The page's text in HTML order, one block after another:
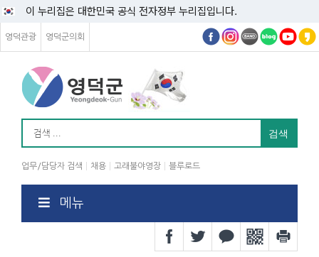
이 누리집은 대한민국 공식 전자정부 누리집입니다.
영덕관광 영덕군의회
업무/담당자 검색 채용 고래불야영장 블루로드
메뉴